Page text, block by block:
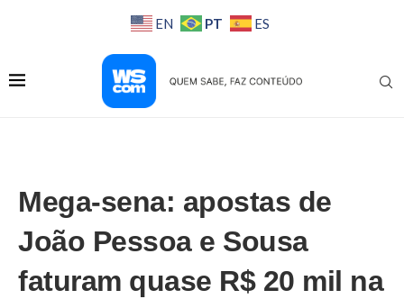
EN PT ES
Mega-sena: apostas de
João Pessoa e Sousa
faturam quase R$ 20 mil na